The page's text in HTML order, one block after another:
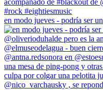
en modo jueves - podría ser